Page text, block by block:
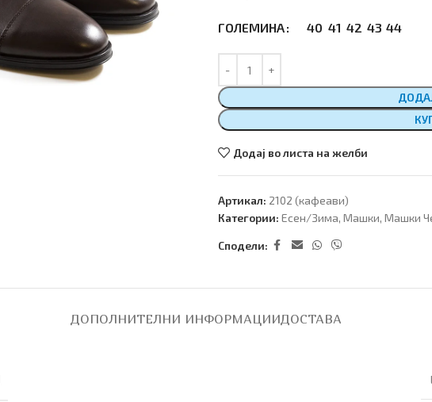
ГОЛЕМИНА 40 41 42 43 44
Додај во листа на желби
Артикал: 2102 (кафеави)
Категории: Есен/Зима, Машки, Машки
Сподели:
ДОПОЛНИТЕЛНИ ИНФОРМАЦИИДОСТАВА